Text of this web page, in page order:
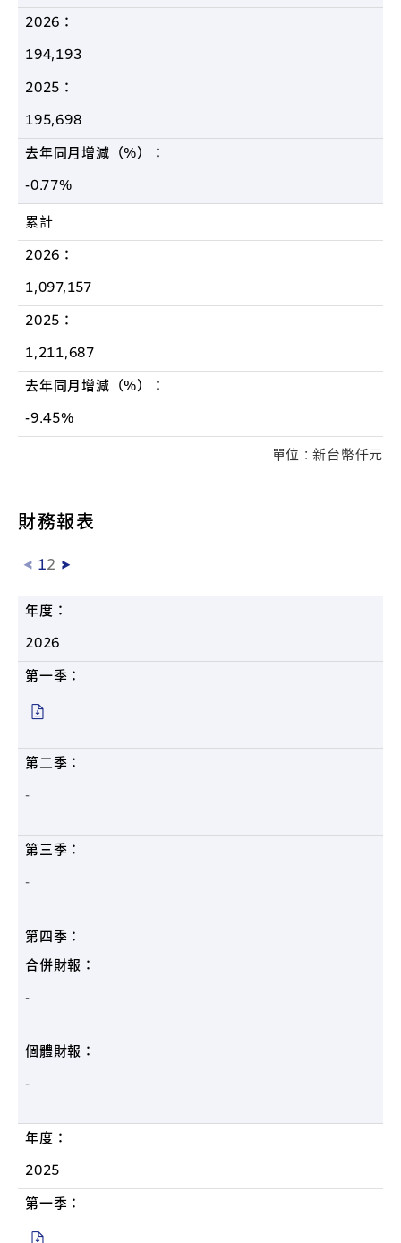
2026：
194,193
2025：
195,698
去年同月增減（%）：
-0.77%
累計
2026：
1,097,157
2025：
1,211,687
去年同月增減（%）：
-9.45%
單位 : 新台幣仟元
財務報表
12
年度：
2026
第一季：
第二季：
-
第三季：
-
第四季：
合併財報：
-
個體財報：
-
年度：
2025
第一季：